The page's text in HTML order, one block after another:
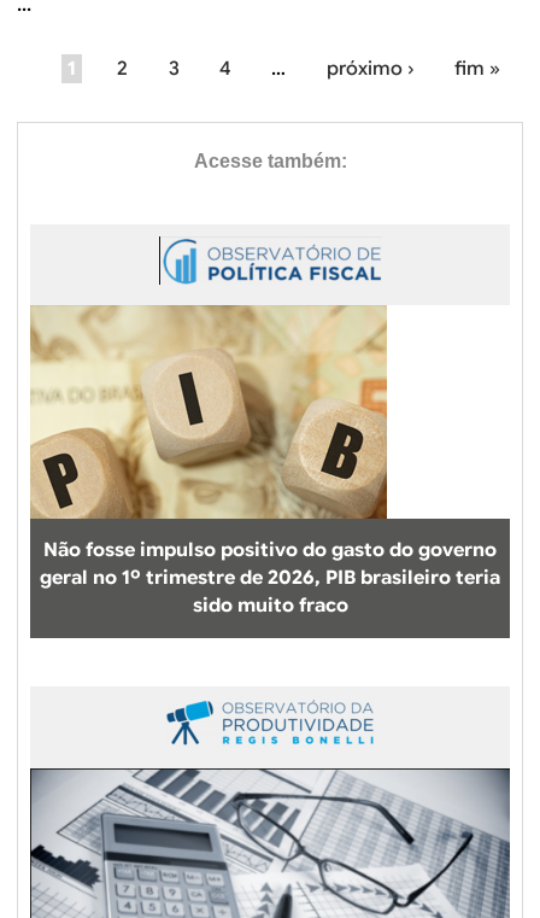
a
s
1 2 3 4 … próximo › fim »
Não fosse impulso positivo do gasto do governo
geral no 1º trimestre de 2026, PIB brasileiro teria
sido muito fraco